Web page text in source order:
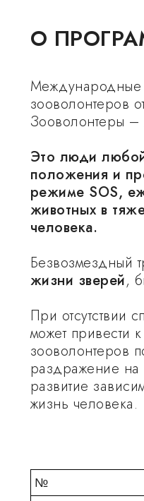
О
Международные
зооволонтеров
Зооволонтеры –
Это люди любой
положения и
режиме SOS,
животных в
человека.
Безвозмездный
жизни зверей,
При отсутствии
может привести
зооволонтеров
раздражение на
развитие
жизнь человека.
№